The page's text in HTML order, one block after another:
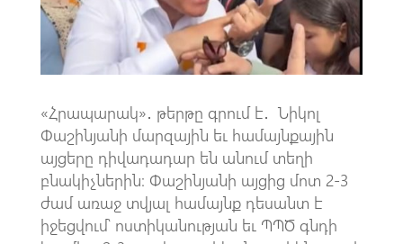
k p
p
«Հրապարակ»․ թերթը գրում է․ Նիկոլ
Փաշինյանի մարզային եւ համայնքային
այցերը դիվադադար են անում տեղի
բնակիչներին։ Փաշինյանի այցից մոտ 2-3
ժամ առաջ տվյալ համայնք դեսանտ է
իջեցվում՝ ոստիկանության եւ ՊՊԾ գնդի